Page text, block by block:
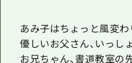
あみ子はちょっと風変わ
優しいお父さん、いっし
お兄ちゃん、書道教室の